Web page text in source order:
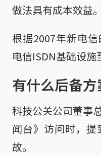
做法具有成本效益。
根据2007年新电
电信ISDN基础设施
有什么后备方
科技公关公司董事
闻台》访问时，
故。